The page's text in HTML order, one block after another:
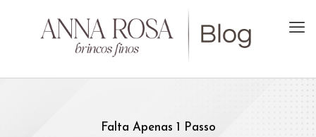
Falta Apenas 1 Passo